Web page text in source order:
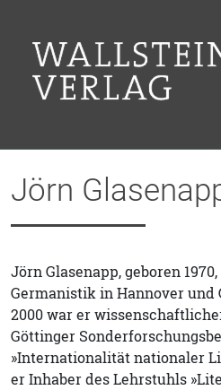
Jörn
Jörn Glasenapp, geboren
Germanistik in Hannover und
2000 war er
Göttinger
»Internationalität nationaler
er Inhaber des Lehrstuhls